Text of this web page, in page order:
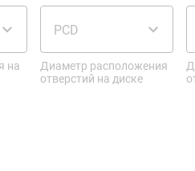
на
PCD
Диаметр расположения
отверстий на диске